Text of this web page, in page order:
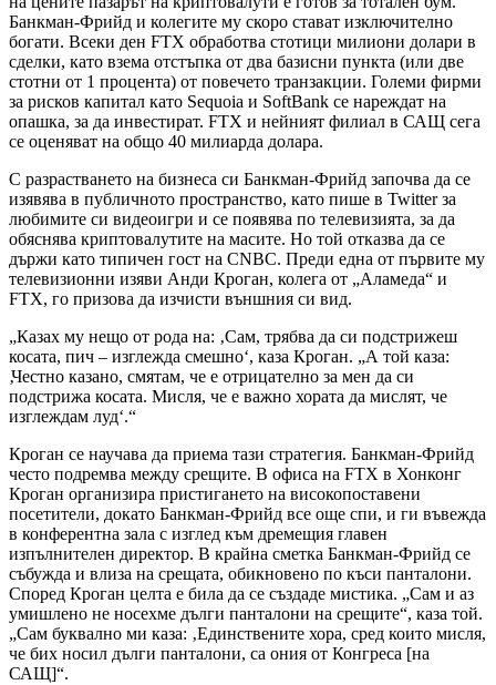
Банкман-Фрийд и колегите му скоро стават изключително
богати. Всеки ден FTX обработва стотици милиони долари в
сделки, като взема отстъпка от два базисни пункта (или две
стотни от 1 процента) от повечето транзакции. Големи фирми
за рисков капитал като Sequoia и SoftBank се нареждат на
опашка, за да инвестират. FTX и нейният филиал в САЩ сега
се оценяват на общо 40 милиарда долара.
С разрастването на бизнеса си Банкман-Фрийд започва да се
изявява в публичното пространство, като пише в Twitter за
любимите си видеоигри и се появява по телевизията, за да
обяснява криптовалутите на масите. Но той отказва да се
държи като типичен гост на CNBC. Преди една от първите му
телевизионни изяви Анди Кроган, колега от „Аламеда“ и
FTX, го призова да изчисти външния си вид.
„Казах му нещо от рода на: ‚Сам, трябва да си подстрижеш
косата, пич – изглежда смешно‘, каза Кроган. „А той каза:
‚Честно казано, смятам, че е отрицателно за мен да си
подстрижа косата. Мисля, че е важно хората да мислят, че
изглеждам луд‘.“
Кроган се научава да приема тази стратегия. Банкман-Фрийд
често подремва между срещите. В офиса на FTX в Хонконг
Кроган организира пристигането на високопоставени
посетители, докато Банкман-Фрийд все още спи, и ги въвежда
в конферентна зала с изглед към дремещия главен
изпълнителен директор. В крайна сметка Банкман-Фрийд се
събужда и влиза на срещата, обикновено по къси панталони.
Според Кроган целта е била да се създаде мистика. „Сам и аз
умишлено не носехме дълги панталони на срещите“, каза той.
„Сам буквално ми каза: ‚Единствените хора, сред които мисля,
че бих носил дълги панталони, са ония от Конгреса [на
САЩ]“.